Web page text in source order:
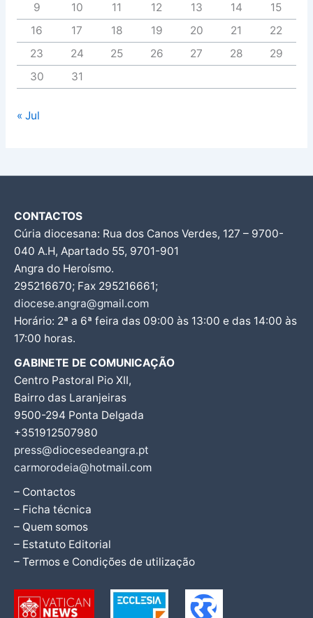
9
10 11 12 13 14
15
16
17 18 19 20 21
22
23
24 25 26 27 28
29
30
31
« Jul
CONTACTOS
Cúria diocesana: Rua dos Canos Verdes, 127 – 9700-
040 A.H, Apartado 55, 9701-901
Angra do Heroísmo.
295216670; Fax 295216661;
diocese.angra@gmail.com
Horário: 2ª a 6ª feira das 09:00 às 13:00 e das 14:00 às
17:00 horas.
GABINETE DE COMUNICAÇÃO
Centro Pastoral Pio XII,
Bairro das Laranjeiras
9500-294 Ponta Delgada
+351912507980
press@diocesedeangra.pt
carmorodeia@hotmail.com
– Contactos
– Ficha técnica
– Quem somos
– Estatuto Editorial
– Termos e Condições de utilização